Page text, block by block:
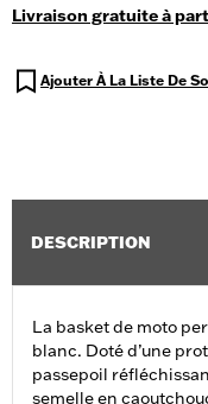
Livraison gratuite à
Ajouter À La Liste De
DESCRIPTION
La basket de moto
blanc. Doté d’une
passepoil
semelle en